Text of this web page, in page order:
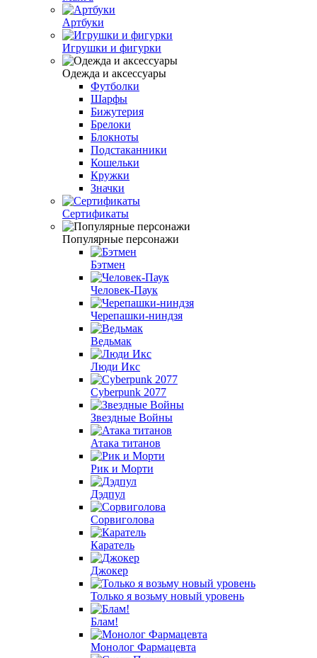
Артбуки
Игрушки и фигурки
Одежда и аксессуары
Футболки
Шарфы
Бижутерия
Брелоки
Блокноты
Подстаканники
Кошельки
Кружки
Значки
Сертификаты
Популярные персонажи
Бэтмен
Человек-Паук
Черепашки-ниндзя
Ведьмак
Люди Икс
Cyberpunk 2077
Звездные Войны
Атака титанов
Рик и Морти
Дэдпул
Сорвиголова
Каратель
Джокер
Только я возьму новый уровень
Блам!
Монолог Фармацевта